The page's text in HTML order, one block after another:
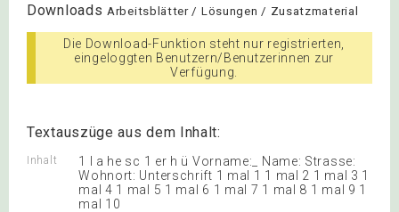
Downloads Arbeitsblätter / Lösungen / Zusatzmaterial
Die Download-Funktion steht nur registrierten,
eingeloggten Benutzern/Benutzerinnen zur
Verfügung.
Textauszüge aus dem Inhalt:
Inhalt
1 l a he sc 1 er h ü Vorname:_ Name: Strasse:
Wohnort: Unterschrift 1 mal 1 1 mal 2 1 mal 3 1
mal 4 1 mal 5 1 mal 6 1 mal 7 1 mal 8 1 mal 9 1
mal 10